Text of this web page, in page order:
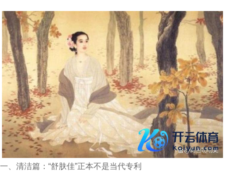
一、清洁篇：“舒肤佳”正本不是当代专利